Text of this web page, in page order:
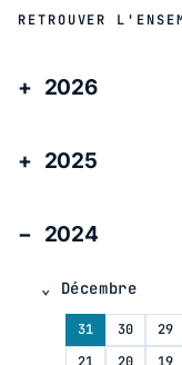
RETROUVER
2026
2025
2024
Décembre
31 30 29